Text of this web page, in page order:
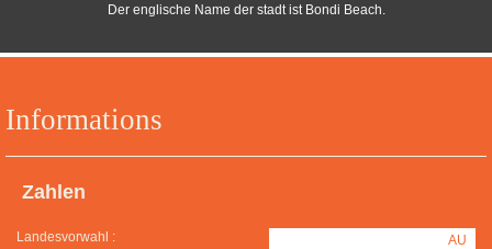
Informations
Zahlen
Landesvorwahl : AU
Der englische Name der stadt ist Bondi Beach.